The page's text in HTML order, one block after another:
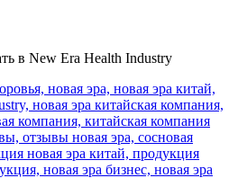
в New Era Health Industry